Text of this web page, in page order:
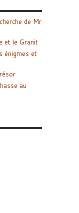
de Mr
et le Granit
énigmes et
au